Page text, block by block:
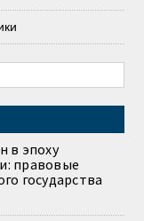
в эпоху
правовые
государства